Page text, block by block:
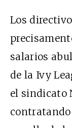
Los
salarios
de la Ivy
el sindicato